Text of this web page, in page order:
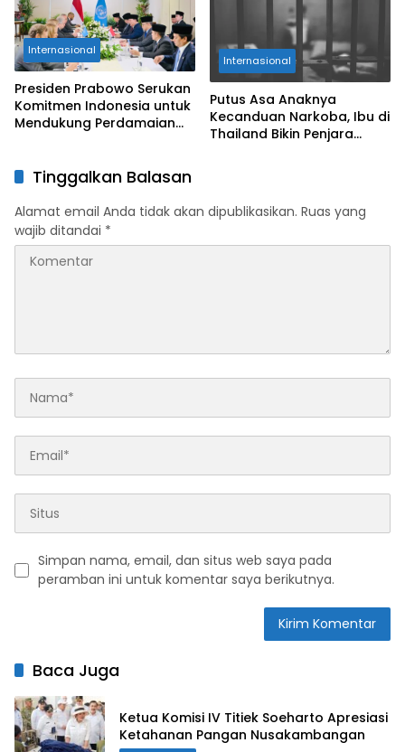
Internasional
Presiden Prabowo Serukan
Komitmen Indonesia untuk
Mendukung Perdamaian
Internasional
Putus Asa Anaknya
Kecanduan Narkoba, Ibu di
Thailand Bikin Penjara
Tinggalkan Balasan
Alamat email Anda tidak akan dipublikasikan. Ruas yang
wajib ditandai *
Simpan nama, email, dan situs web saya pada
peramban ini untuk komentar saya berikutnya.
Baca Juga
Ketua Komisi IV Titiek Soeharto Apresiasi
Ketahanan Pangan Nusakambangan